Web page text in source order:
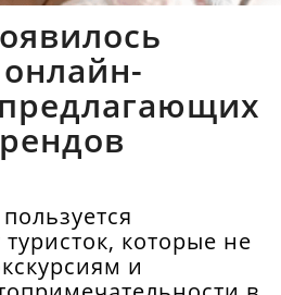
которые не
и